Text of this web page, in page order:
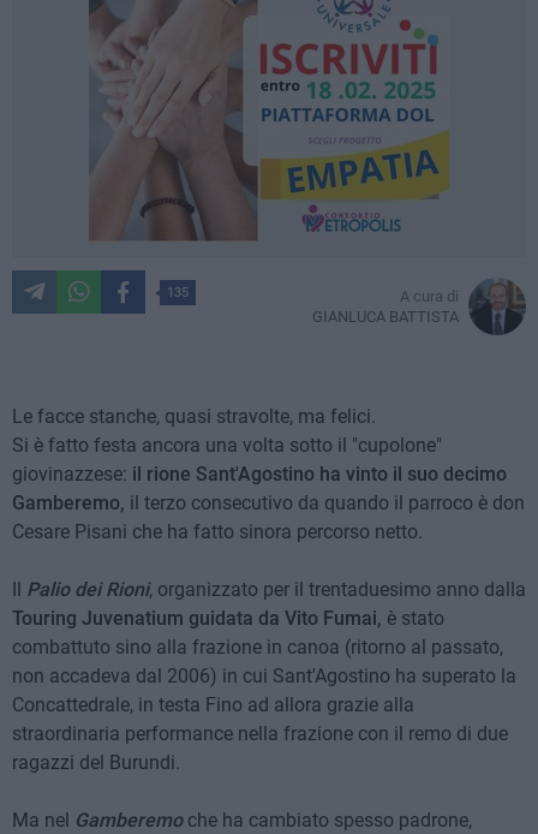
135
A cura di
GIANLUCA BATTISTA
Le facce stanche, quasi stravolte, ma felici.
Si è fatto festa ancora una volta sotto il "cupolone"
giovinazzese: il rione Sant'Agostino ha vinto il suo decimo
Gamberemo, il terzo consecutivo da quando il parroco è don
Cesare Pisani che ha fatto sinora percorso netto.
Il Palio dei Rioni, organizzato per il trentaduesimo anno dalla
Touring Juvenatium guidata da Vito Fumai, è stato
combattuto sino alla frazione in canoa (ritorno al passato,
non accadeva dal 2006) in cui Sant'Agostino ha superato la
Concattedrale, in testa Fino ad allora grazie alla
straordinaria performance nella frazione con il remo di due
ragazzi del Burundi.
Ma nel Gamberemoche ha cambiato spesso padrone,